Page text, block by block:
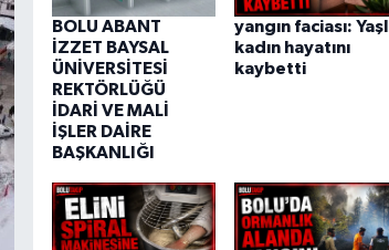
BOLU ABANT
İZZET BAYSAL
ÜNİVERSİTESİ
REKTÖRLÜĞÜ
İDARİ VE MALİ
İŞLER DAİRE
BAŞKANLIĞI
yangın faciası:
kadın hayatını
kaybetti